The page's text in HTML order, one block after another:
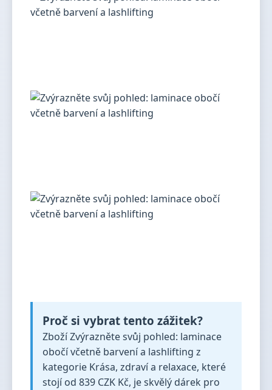
Proč si vybrat tento zážitek?
Zboží Zvýrazněte svůj pohled: laminace
obočí včetně barvení a lashlifting z
kategorie Krása, zdraví a relaxace, které
stojí od 839 CZK Kč, je skvělý dárek pro